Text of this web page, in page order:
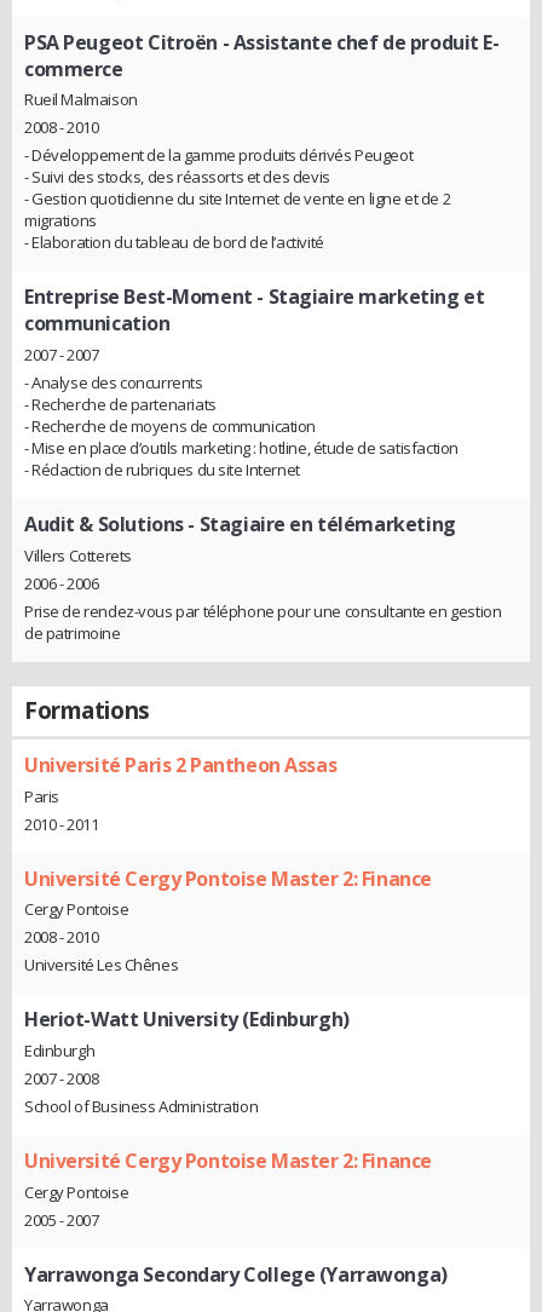
PSA Peugeot Citroën - Assistante chef de produit E-
commerce
Rueil Malmaison
2008 - 2010
- Développement de la gamme produits dérivés Peugeot
- Suivi des stocks, des réassorts et des devis
- Gestion quotidienne du site Internet de vente en ligne et de 2
migrations
- Elaboration du tableau de bord de l’activité
Entreprise Best-Moment - Stagiaire marketing et
communication
2007 - 2007
- Analyse des concurrents
- Recherche de partenariats
- Recherche de moyens de communication
- Mise en place d’outils marketing : hotline, étude de satisfaction
- Rédaction de rubriques du site Internet
Audit & Solutions- Stagiaire en télémarketing
Villers Cotterets
2006 - 2006
Prise de rendez-vous par téléphone pour une consultante en gestion
de patrimoine
Formations
Université Paris 2 Pantheon Assas
Paris
2010 - 2011
Université Cergy Pontoise Master 2: Finance
Cergy Pontoise
2008 - 2010
Université Les Chênes
Heriot-Watt University (Edinburgh)
Edinburgh
2007 - 2008
School of Business Administration
Université Cergy Pontoise Master 2: Finance
Cergy Pontoise
2005 - 2007
Yarrawonga Secondary College (Yarrawonga)
Yarrawonga